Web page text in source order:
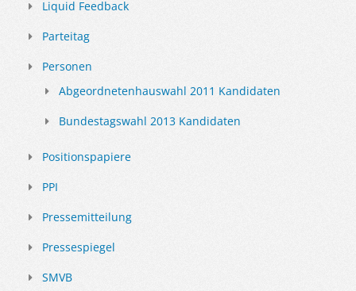
Liquid Feedback
Parteitag
Personen
Abgeordnetenhauswahl 2011 Kandidaten
Bundestagswahl 2013 Kandidaten
Positionspapiere
PPI
Pressemitteilung
Pressespiegel
SMVB